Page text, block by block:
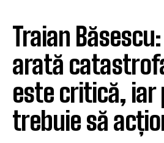
Traian
arată
este critică, iar
trebuie să